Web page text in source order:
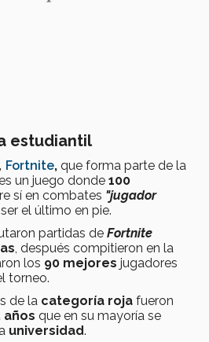
estudiantil
Fortnite, que forma parte de la
un juego donde 100
sí en combates "jugador
el último en pie.
partidas de Fortnite
, después compitieron en la
los 90 mejores jugadores
torneo.
de la categoría roja fueron
años que en su mayoría se
universidad.